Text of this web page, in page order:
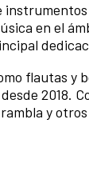
en el
flautas y
2018.
y